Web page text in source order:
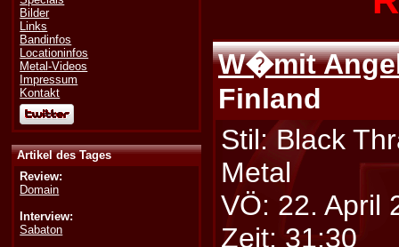
Bilder
Links
Bandinfos
Locationinfos
Metal-Videos
Impressum
Kontakt
Artikel des Tages
Review:
Domain
Interview:
Sabaton
W�mit
Finland
Stil: Black
Metal
VÖ: 22. April
Zeit: 31:30